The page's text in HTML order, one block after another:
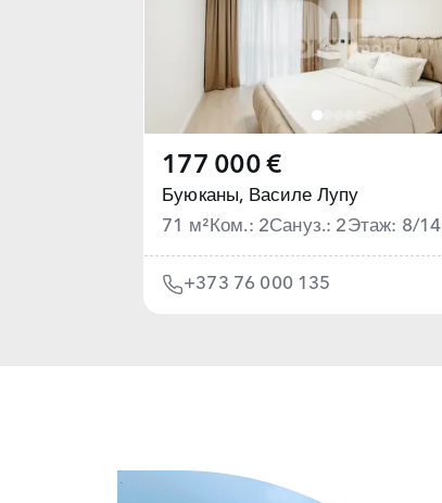
177 000 €
Буюканы, Василе Лупу
71 м² Ком.: 2Сануз.: 2Этаж: 8/14
+373 76 000 135